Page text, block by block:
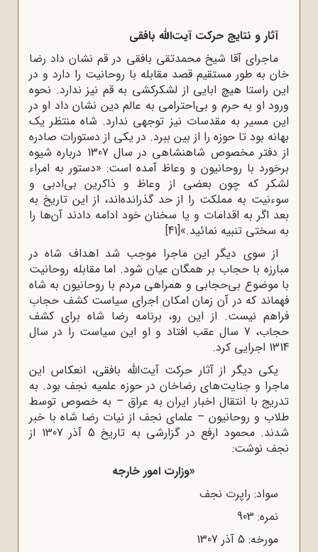
آثار و نتایج حرکت آیت‌الله بافقی
ماجرای آقا شیخ محمدتقی بافقی در قم نشان داد رضا
خان به طور مستقیم قصد مقابله با روحانیت را دارد و در
این راستا هیچ ابایی از لشکرکشی به قم نیز ندارد. نحوه
ورود او به حرم و بی‌احترامی به عالم دین نشان داد او در
این مسیر به مقدسات نیز توجهی ندارد. شاه منتظر یک
بهانه بود تا حوزه را از بین ببرد. در یکی از دستورات صادره
از دفتر مخصوص شاهنشاهی در سال 1307 درباره شیوه
برخورد با روحانیون و وعاظ آمده است: «دستور به امراء
لشکر که چون بعضی از وعاظ و ذاکرین بی‌ادبی و
سوءنیت به مملکت را از حد گذرانده‌اند، از این تاریخ به
بعد اگر به اقدامات و یا سخنان خود ادامه دادند آن‌ها را
به سختی تنبیه نمائید.»[41]
از سوی دیگر این ماجرا موجب شد اهداف شاه در
مبارزه با حجاب بر همگان عیان شود. اما مقابله روحانیت
با موضوع بی‌حجابی و همراهی مردم با روحانیون به شاه
فهماند که در آن زمان امکان اجرای سیاست کشف حجاب
فراهم نیست. از این رو، برنامه رضا شاه برای کشف
حجاب، 7 سال عقب افتاد و او این سیاست را در سال
1314 اجرایی کرد.
یکی دیگر از آثار حرکت آیت‌الله بافقی، انعکاس این
ماجرا و جنایت‌های رضاخان در حوزه علمیه نجف بود. به
تدریج با انتقال اخبار ایران به عراق – به خصوص توسط
طلاب و روحانیون – علمای نجف از نیات رضا شاه با خبر
شدند. محمود ارفع در گزارشی به تاریخ 5 آذر 1307 از
نجف نوشت:
«وزارت امور خارجه
سواد: راپرت نجف
نمره: 903
مورخه: 5 آذر 1307